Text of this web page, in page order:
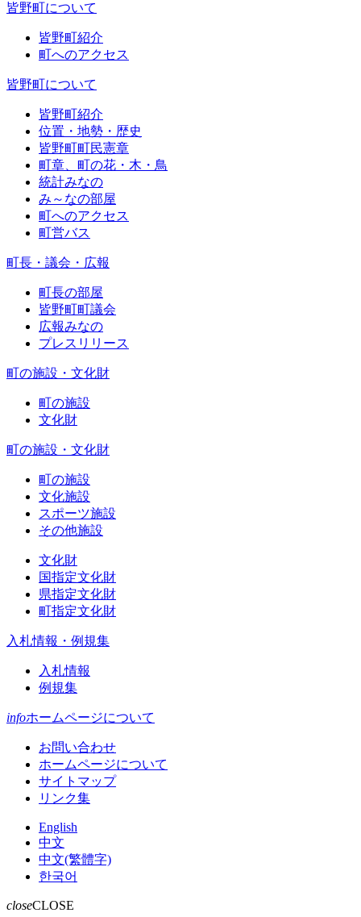
皆野町について
皆野町紹介
町へのアクセス
皆野町について
皆野町紹介
位置・地勢・歴史
皆野町町民憲章
町章、町の花・木・鳥
統計みなの
み～なの部屋
町へのアクセス
町営バス
町長・議会・広報
町長の部屋
皆野町町議会
広報みなの
プレスリリース
町の施設・文化財
町の施設
文化財
町の施設・文化財
町の施設
文化施設
スポーツ施設
その他施設
文化財
国指定文化財
県指定文化財
町指定文化財
入札情報・例規集
入札情報
例規集
infoホームページについて
お問い合わせ
ホームページについて
サイトマップ
リンク集
English
中文
中文(繁體字)
한국어
closeCLOSE